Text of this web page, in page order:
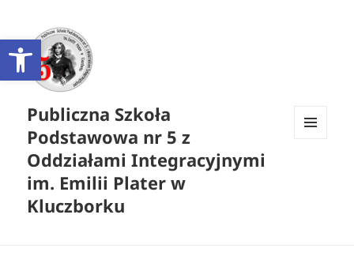
Otwórz pasek narzędzi
Publiczna Szkoła
Podstawowa nr 5 z
Oddziałami Integracyjnymi
im. Emilii Plater w
Kluczborku